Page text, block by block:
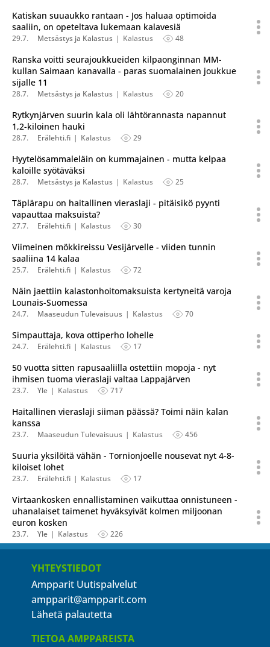
Katiskan suuaukko rantaan - Jos haluaa optimoida
saaliin, on opeteltava lukemaan kalavesiä
29.7. Metsästys ja Kalastus Kalastus 48
Ranska voitti seurajoukkueiden kilpaonginnan MM-
kullan Saimaan kanavalla - paras suomalainen joukkue
sijalle 11
28.7. Metsästys ja Kalastus Kalastus 20
Rytkynjärven suurin kala oli lähtörannasta napannut
1,2-kiloinen hauki
28.7. Erälehti.fi Kalastus 29
Hyytelösammaleläin on kummajainen - mutta kelpaa
kaloille syötäväksi
28.7. Metsästys ja Kalastus Kalastus 25
Täplärapu on haitallinen vieraslaji - pitäisikö pyynti
vapauttaa maksuista?
27.7. Erälehti.fi Kalastus 30
Viimeinen mökkireissu Vesijärvelle - viiden tunnin
saaliina 14 kalaa
25.7. Erälehti.fi Kalastus 72
Näin jaettiin kalastonhoitomaksuista kertyneitä varoja
Lounais-Suomessa
24.7. Maaseudun Tulevaisuus Kalastus 70
Simpauttaja, kova ottiperho lohelle
24.7. Erälehti.fi Kalastus 17
50 vuotta sitten rapusaaliilla ostettiin mopoja - nyt
ihmisen tuoma vieraslaji valtaa Lappajärven
23.7. Yle Kalastus 717
Haitallinen vieraslaji siiman päässä? Toimi näin kalan
kanssa
23.7. Maaseudun Tulevaisuus Kalastus 456
Suuria yksilöitä vähän - Tornionjoelle nousevat nyt 4-8-
kiloiset lohet
23.7. Erälehti.fi Kalastus 17
Virtaankosken ennallistaminen vaikuttaa onnistuneen -
uhanalaiset taimenet hyväksyivät kolmen miljoonan
euron kosken
23.7. Yle Kalastus 226
YHTEYSTIEDOT
Ampparit Uutispalvelut
ampparit@ampparit.com
Lähetä palautetta
TIETOA AMPPAREISTA